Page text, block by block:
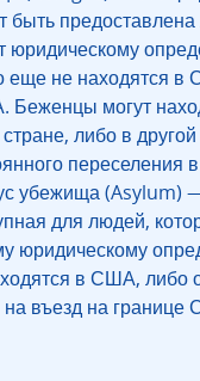
быть
юридическому
еще не находятся в
Беженцы могут
либо в
переселения
убежища (Asylum)
для людей,
юридическому
в США, либо
въезд на границе